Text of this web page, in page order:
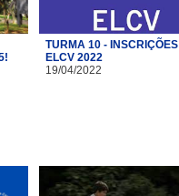
TURMA 10 - INSCRIÇÕES
ELCV 2022
19/04/2022